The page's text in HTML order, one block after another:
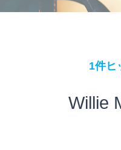
1件ヒ
Willie